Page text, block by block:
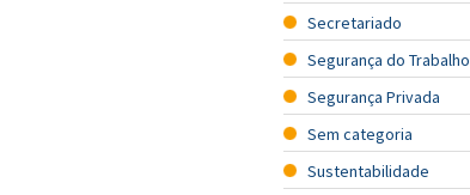
Secretariado
Segurança do Trabalho
Segurança Privada
Sem categoria
Sustentabilidade